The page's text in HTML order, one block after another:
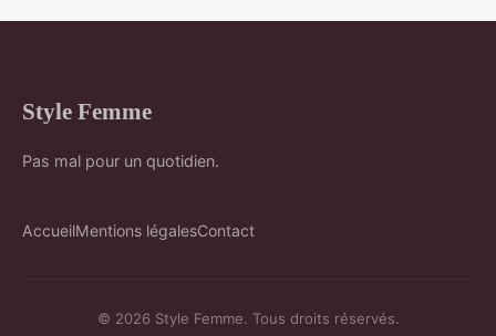
Style Femme
Pas mal pour un quotidien.
AccueilMentions légalesContact
© 2026 Style Femme. Tous droits réservés.